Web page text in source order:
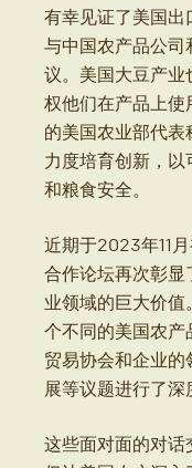
有幸见证了美国出
与中国农产品公司
议。美国大豆产业
权他们在产品上使
的美国农业部代
力度培育创新，
和粮食安全。
近期于2023年11
合作论坛再次彰显
业领域的巨大价值
个不同的美国农产
贸易协会和企业
展等议题进行了深
这些面对面的对话